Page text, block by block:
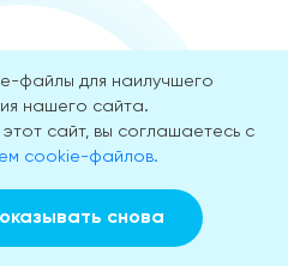
и здоровье
файлы для наилучшего
нашего сайта.
сайт, вы соглашаетесь с
cookie-файлов.
снова
Вызвать врача на дом